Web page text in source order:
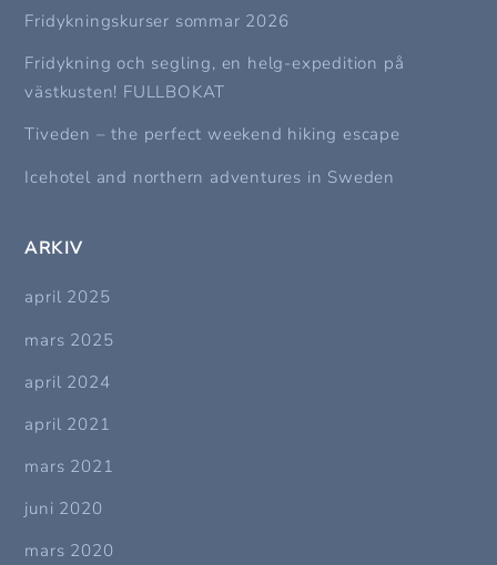
Fridykningskurser sommar 2026
Fridykning och segling, en helg-expedition på
västkusten! FULLBOKAT
Tiveden – the perfect weekend hiking escape
Icehotel and northern adventures in Sweden
ARKIV
april 2025
mars 2025
april 2024
april 2021
mars 2021
juni 2020
mars 2020